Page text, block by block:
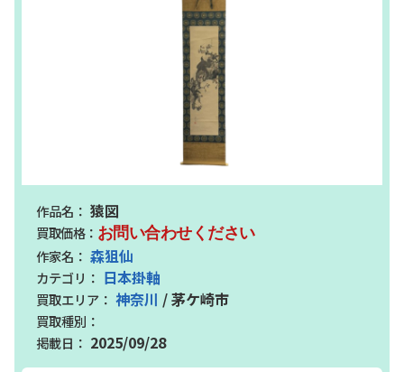
猿図
お問い合わせください
森狙仙
日本掛軸
神奈川 / 茅ケ崎市
2025/09/28